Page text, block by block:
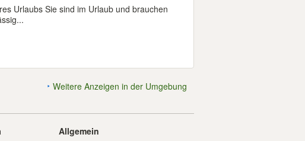
Urlaubs Sie sind im Urlaub und brauchen
Weitere Anzeigen in der Umgebung
Allgemein